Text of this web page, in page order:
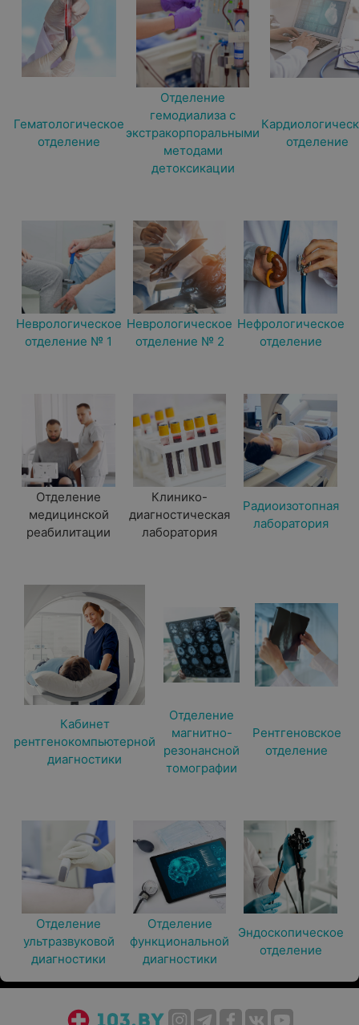
Гематологическое
отделение
Отделение
гемодиализа с
экстракорпоральными
методами
детоксикации
отделение
Неврологическое
отделение № 1
Неврологическое
отделение № 2
Нефрологическое
отделение
Отделение
медицинской
реабилитации
Клинико-
диагностическая
лаборатория
Радиоизотопная
лаборатория
Кабинет
рентгенокомпьютерной
диагностики
Отделение
магнитно-
резонансной
томографии
Рентгеновское
отделение
Отделение
ультразвуковой
диагностики
Отделение
функциональной
диагностики
Эндоскопическое
отделение